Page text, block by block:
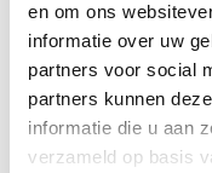
en om ons
informatie over uw
partners voor social
partners kunnen
informatie die u aan
verzameld op basis
F.N.A.